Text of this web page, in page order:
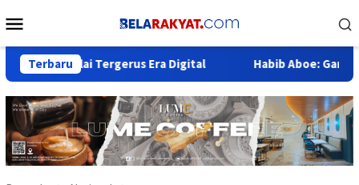
ke
Mobile
Terbaru
Tergerus Era Digital Habib Aboe: Garut Butuh